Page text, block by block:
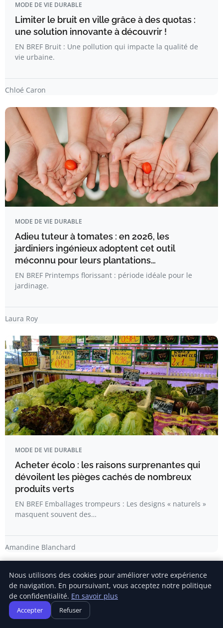
MODE DE VIE DURABLE
Limiter le bruit en ville grâce à des quotas :
une solution innovante à découvrir !
EN BREF Bruit : Une pollution qui impacte la qualité de
vie urbaine.
Chloé Caron
MODE DE VIE DURABLE
Adieu tuteur à tomates : en 2026, les
jardiniers ingénieux adoptent cet outil
méconnu pour leurs plantations…
EN BREF Printemps florissant : période idéale pour le
jardinage.
Laura Roy
MODE DE VIE DURABLE
Acheter écolo : les raisons surprenantes qui
dévoilent les pièges cachés de nombreux
produits verts
EN BREF Emballages trompeurs : Les designs « naturels »
masquent souvent des…
Amandine Blanchard
Newsletter
Nous utilisons des cookies pour améliorer votre expérience
de navigation. En poursuivant, vous acceptez notre politique
de confidentialité. En savoir plus
Accepter Refuser